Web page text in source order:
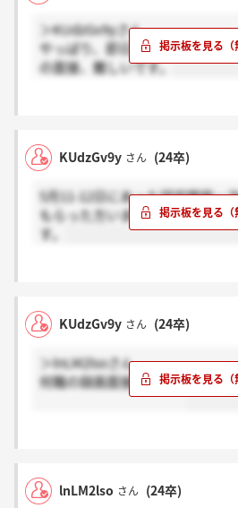
＞KUdzGv9yさん
やっぱり、即日じゃなかったら
の面接、難しいです。
KUdzGv9y さん (24卒)
5月11-12日にあった研究開発一
もらった方いますか？いたら感
す。
KUdzGv9y さん (24卒)
＞lnLM2lsoさん
何職の録画面接ですか？
lnLM2lso さん (24卒)